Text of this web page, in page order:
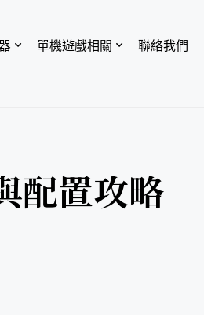
單機遊戲相關 聯絡我們
配置攻略